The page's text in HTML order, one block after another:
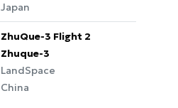
Japan
ZhuQue-3 Flight 2
Zhuque-3
LandSpace
China